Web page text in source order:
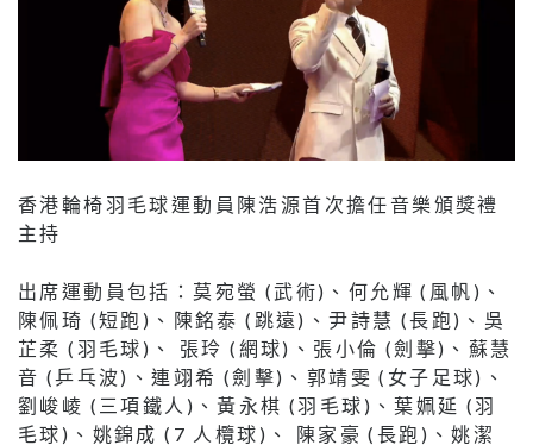
香港輪椅羽毛球運動員陳浩源首次擔任音樂頒獎禮
主持
出席運動員包括：莫宛螢 (武術)、何允輝 (風帆)、
陳佩琦 (短跑)、陳銘泰 (跳遠)、尹詩慧 (長跑)、吳
芷柔 (羽毛球)、 張玲 (網球)、張小倫 (劍擊)、蘇慧
音 (乒乓波)、連翊希 (劍擊)、郭靖雯 (女子足球)、
劉峻崚 (三項鐵人)、黃永棋 (羽毛球)、葉姵延 (羽
毛球)、姚錦成 (7 人欖球)、 陳家豪 (長跑)、姚潔